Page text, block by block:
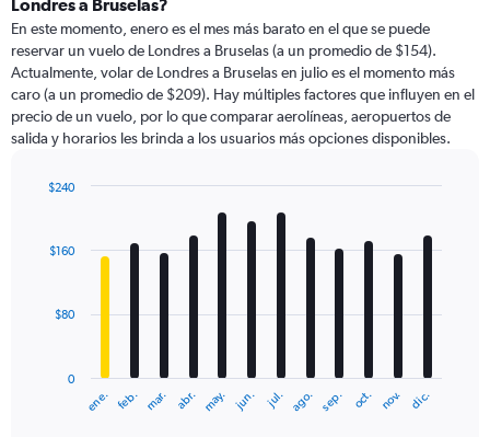
categories.
The
chart
has
1
Y
displaying
Londres a Bruselas?
En este momento, enero es el mes más barato en el que se puede
reservar un vuelo de Londres a Bruselas (a un promedio de $154).
Actualmente, volar de Londres a Bruselas en julio es el momento más
caro (a un promedio de $209). Hay múltiples factores que influyen en el
precio de un vuelo, por lo que comparar aerolíneas, aeropuertos de
salida y horarios les brinda a los usuarios más opciones disponibles.
with
12
The
ene. feb. mar. abr. may. jun. jul. ago. sep. oct. nov. dic.
0
$80
$160
$240